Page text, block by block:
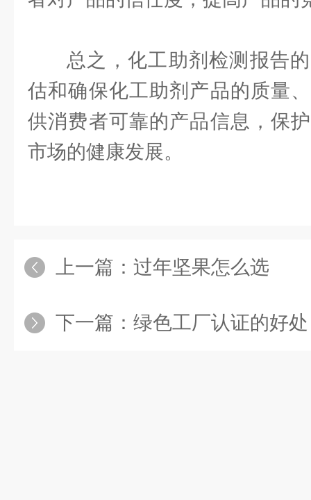
总之，化工助剂检测报告
估和确保化工助剂产品的质量
供消费者可靠的产品信息，保
市场的健康发展。
上一篇： 过年坚果怎么选
下一篇： 绿色工厂认证的好处